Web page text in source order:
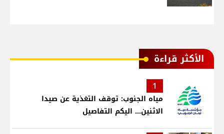
الأكثر قراءة
1
مياه الجنوب: توقف التغذية عن صيدا
الاثنين... اليكم التفاصيل